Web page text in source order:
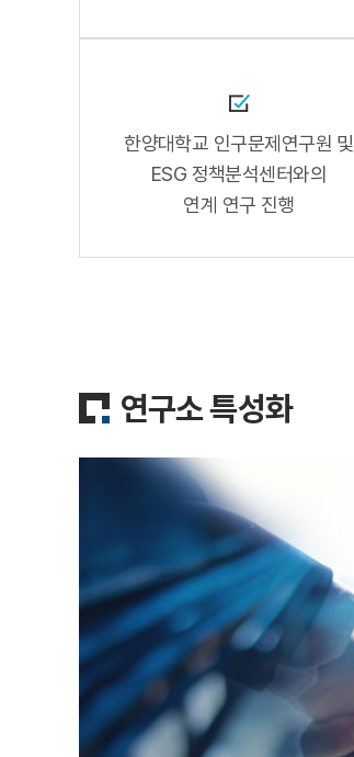
한양대학교 인구문제연구원 및
ESG 정책분석센터와의
연계 연구 진행
연구소 특성화